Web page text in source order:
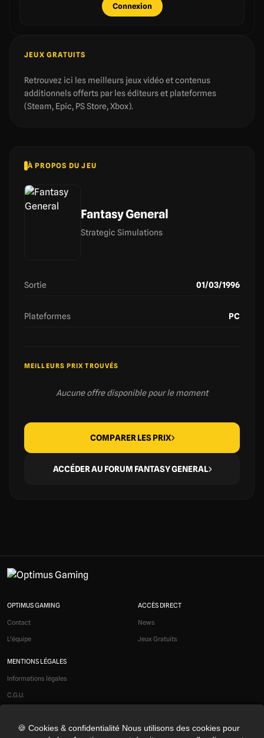
Connexion
JEUX GRATUITS
Retrouvez ici les meilleurs jeux vidéo et contenus
additionnels offerts par les éditeurs et plateformes
(Steam, Epic, PS Store, Xbox).
À PROPOS DU JEU
Fantasy General
Strategic Simulations
Sortie 01/03/1996
Plateformes PC
MEILLEURS PRIX TROUVÉS
Aucune offre disponible pour le moment
COMPARER LES PRIX
ACCÉDER AU FORUM FANTASY GENERAL
OPTIMUS GAMING
Contact
L'équipe
ACCÈS DIRECT
News
Jeux Gratuits
MENTIONS LÉGALES
Informations légales
C.G.U.
Modération
🍪 Cookies & confidentialité Nous utilisons des cookies pour